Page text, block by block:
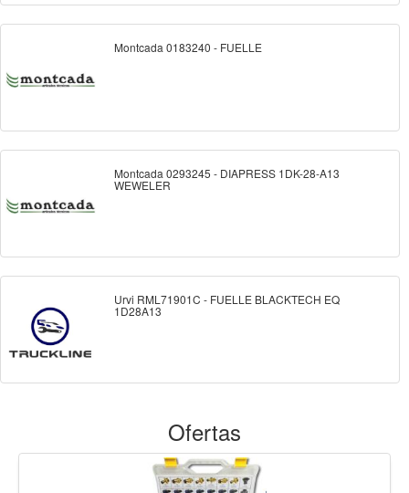
Montcada 0183240 - FUELLE
Montcada 0293245 - DIAPRESS 1DK-28-A13
WEWELER
Urvi RML71901C - FUELLE BLACKTECH EQ
1D28A13
Ofertas